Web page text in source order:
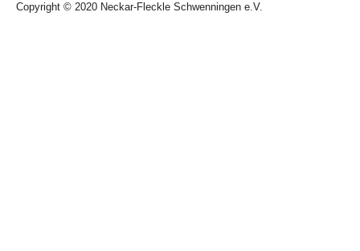
Copyright © 2020 Neckar-Fleckle Schwenningen e.V.